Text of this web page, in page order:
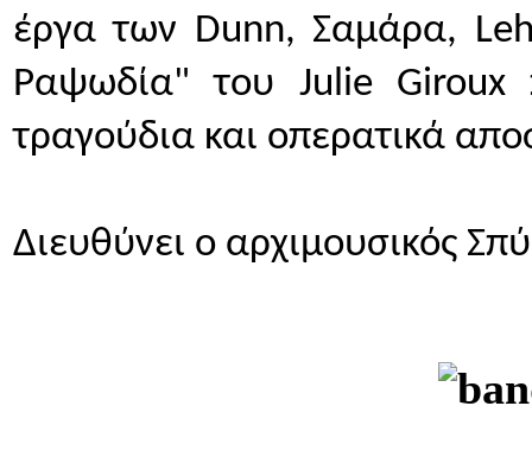
έργα των Dunn, Σαμάρα,
Ραψωδία" του Julie Giroux
τραγούδια και οπερατικά
Διευθύνει ο αρχιμουσικός